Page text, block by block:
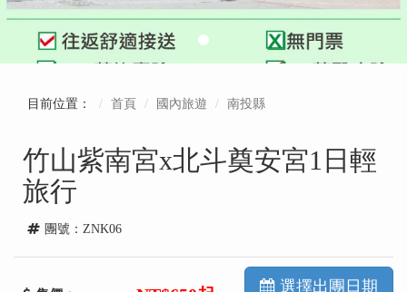
目前位置： 首頁 國內旅遊 南投縣
竹山紫南宮x北斗奠安宮1日輕
旅行
團號：ZNK06
選擇出團日期